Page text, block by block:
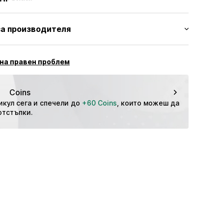
Средна талия
- PES, 2% Еластан
производителя
Str. 7
правен проблем
Coins
сега и спечели до +60 Coins , които можеш да